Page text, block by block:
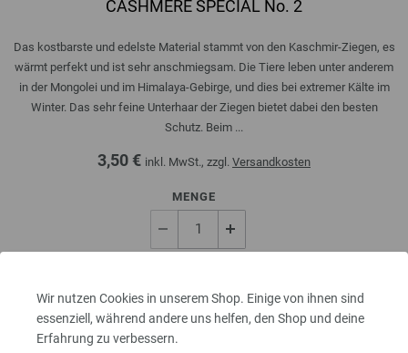
Wir nutzen Cookies in unserem Shop. Einige von ihnen sind
essenziell, während andere uns helfen, den Shop und deine
Erfahrung zu verbessern.
CASHMERE SPECIAL No. 2
Das kostbarste und edelste Material stammt von den Kaschmir-Ziegen, es
wärmt perfekt und ist sehr anschmiegsam. Die Tiere leben unter anderem
in der Mongolei und im Himalaya-Gebirge, und dies bei extremer Kälte im
Winter. Das sehr feine Unterhaar der Ziegen bietet dabei den besten
Schutz. Beim ...
3,50 € inkl. MwSt., zzgl. Versandkosten
MENGE
Auf meine Wunschliste